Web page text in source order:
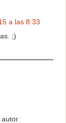
a las 8:33
;)